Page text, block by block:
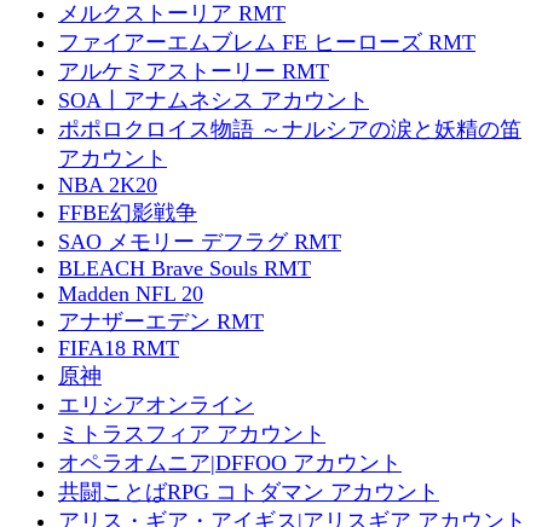
メルクストーリア RMT
ファイアーエムブレム FE ヒーローズ RMT
アルケミアストーリー RMT
SOA丨アナムネシス アカウント
ポポロクロイス物語 ～ナルシアの涙と妖精の笛
アカウント
NBA 2K20
FFBE幻影戦争
SAO メモリー デフラグ RMT
BLEACH Brave Souls RMT
Madden NFL 20
アナザーエデン RMT
FIFA18 RMT
原神
エリシアオンライン
ミトラスフィア アカウント
オペラオムニア|DFFOO アカウント
共闘ことばRPG コトダマン アカウント
アリス・ギア・アイギス|アリスギア アカウント